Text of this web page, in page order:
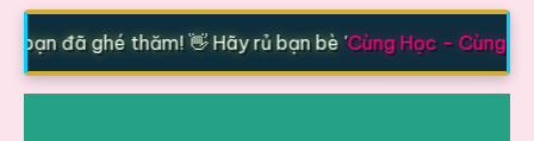
bạn đã ghé thăm! 👋 Hãy rủ bạn bè 'Cùng Học - Cùng